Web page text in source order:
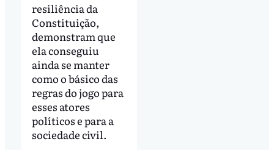
resiliência da
Constituição,
demonstram que
ela conseguiu
ainda se manter
como o básico das
regras do jogo para
esses atores
políticos e para a
sociedade civil.